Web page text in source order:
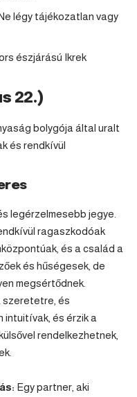
légy tájékozatlan vagy
észjárású Ikrek
22.)
bolygója által uralt
és rendkívül
legérzelmesebb jegye.
ragaszkodóak
és a család a
és hűségesek, de
megsértődnek.
szeretetre, és
intuitívak, és érzik a
rendelkezhetnek,
Egy partner, aki